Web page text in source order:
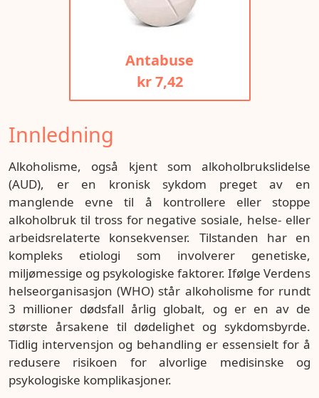
Antabuse
kr 7,42
Innledning
Alkoholisme, også kjent som alkoholbrukslidelse
(AUD), er en kronisk sykdom preget av en
manglende evne til å kontrollere eller stoppe
alkoholbruk til tross for negative sosiale, helse- eller
arbeidsrelaterte konsekvenser. Tilstanden har en
kompleks etiologi som involverer genetiske,
miljømessige og psykologiske faktorer. Ifølge Verdens
helseorganisasjon (WHO) står alkoholisme for rundt
3 millioner dødsfall årlig globalt, og er en av de
største årsakene til dødelighet og sykdomsbyrde.
Tidlig intervensjon og behandling er essensielt for å
redusere risikoen for alvorlige medisinske og
psykologiske komplikasjoner.